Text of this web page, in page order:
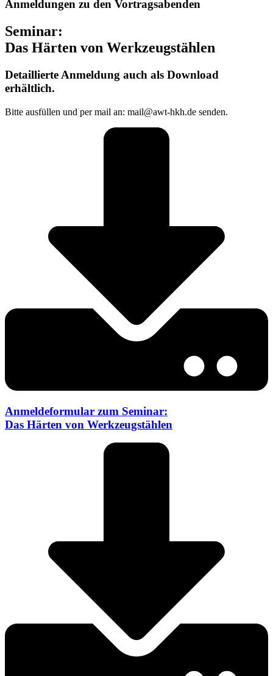
Anmeldungen zu den Vortragsabenden
Seminar:
Das Härten von Werkzeugstählen
Detaillierte Anmeldung auch als Download
erhältlich.
Bitte ausfüllen und per mail an: mail@awt-hkh.de senden.
Anmeldeformular zum Seminar:
Das Härten von Werkzeugstählen